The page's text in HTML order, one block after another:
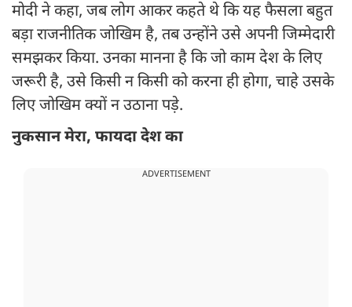
मोदी ने कहा, जब लोग आकर कहते थे कि यह फैसला बहुत
बड़ा राजनीतिक जोखिम है, तब उन्होंने उसे अपनी जिम्मेदारी
समझकर किया. उनका मानना है कि जो काम देश के लिए
जरूरी है, उसे किसी न किसी को करना ही होगा, चाहे उसके
लिए जोखिम क्यों न उठाना पड़े.
नुकसान मेरा, फायदा देश का
ADVERTISEMENT